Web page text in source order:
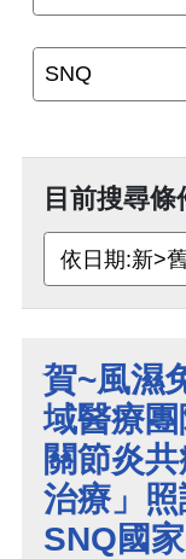
目前搜尋條
賀~風濕
域醫療
關節炎
治療」
SNQ國